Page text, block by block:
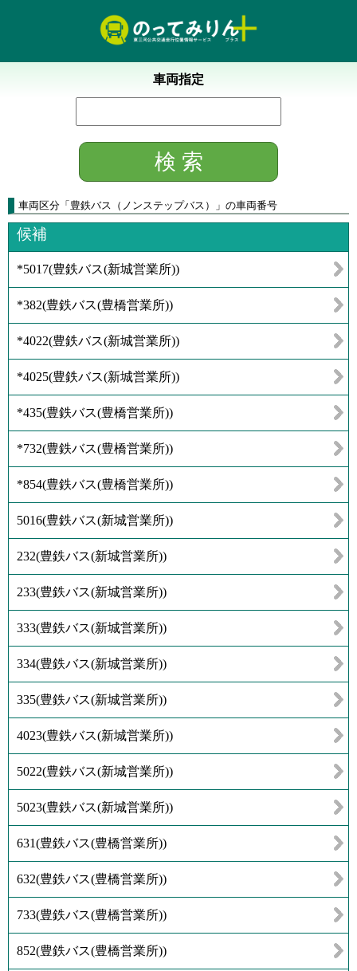
車両指定
車両区分 「 豊鉄バス（ノンステップバス） 」 の車両番号
候補
*5017(豊鉄バス(新城営業所))
*382(豊鉄バス(豊橋営業所))
*4022(豊鉄バス(新城営業所))
*4025(豊鉄バス(新城営業所))
*435(豊鉄バス(豊橋営業所))
*732(豊鉄バス(豊橋営業所))
*854(豊鉄バス(豊橋営業所))
5016(豊鉄バス(新城営業所))
232(豊鉄バス(新城営業所))
233(豊鉄バス(新城営業所))
333(豊鉄バス(新城営業所))
334(豊鉄バス(新城営業所))
335(豊鉄バス(新城営業所))
4023(豊鉄バス(新城営業所))
5022(豊鉄バス(新城営業所))
5023(豊鉄バス(新城営業所))
631(豊鉄バス(豊橋営業所))
632(豊鉄バス(豊橋営業所))
733(豊鉄バス(豊橋営業所))
852(豊鉄バス(豊橋営業所))